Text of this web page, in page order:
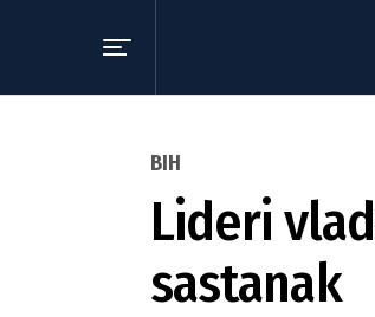
BIH
Lideri
sastanak